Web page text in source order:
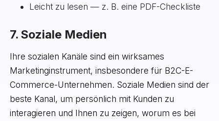
Leicht zu lesen — z. B. eine PDF-Checkliste
7. Soziale Medien
Ihre sozialen Kanäle sind ein wirksames
Marketinginstrument, insbesondere für B2C-E-
Commerce-Unternehmen. Soziale Medien sind der
beste Kanal, um persönlich mit Kunden zu
interagieren und Ihnen zu zeigen, worum es bei